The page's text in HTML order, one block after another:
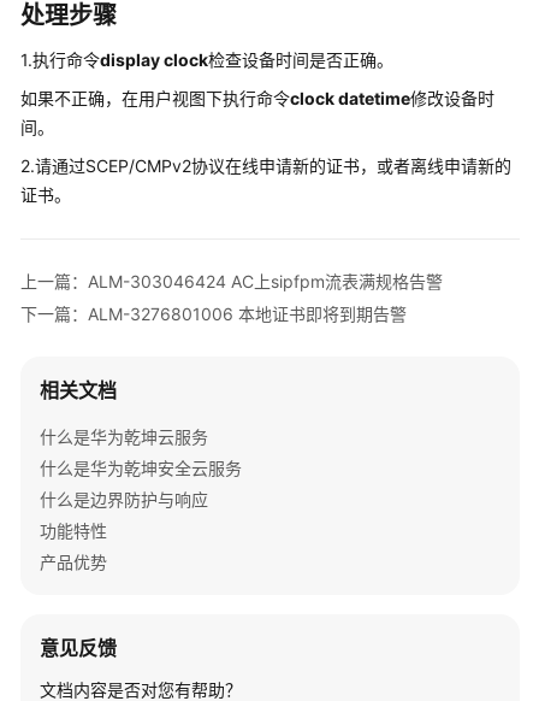
单
License
介
设
处
理
版
AR
设
备
告
本
FW
处理步骤
1.执行命令display clock检查设备时间是否正确。
如果不正确，在用户视图下执行命令clock datetime修改设备时
间。
2.请通过SCEP/CMPv2协议在线申请新的证书，或者离线申请新的
证书。
上一篇：ALM-303046424 AC上sipfpm流表满规格告警
下一篇：ALM-3276801006 本地证书即将到期告警
相关文档
什么是华为乾坤云服务
什么是华为乾坤安全云服务
什么是边界防护与响应
功能特性
产品优势
意见反馈
文档内容是否对您有帮助？